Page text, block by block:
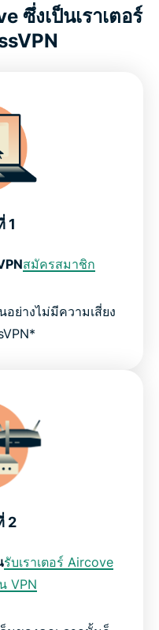
ซึ่งเป็นเราเตอร์
1
สมัครสมาชิก
ย่างไม่มีความเสี่ยง
2
รับเราเตอร์ Aircove
VPN